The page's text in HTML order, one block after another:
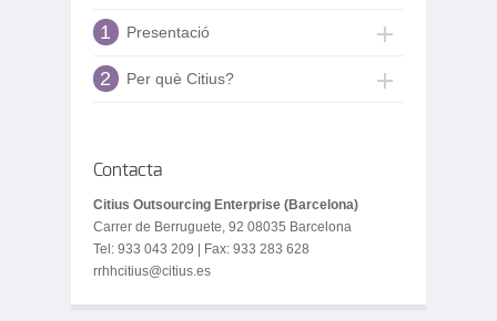
1 Presentació
2 Per què Citius?
Contacta
Citius Outsourcing Enterprise (Barcelona)
Carrer de Berruguete, 92 08035 Barcelona
Tel: 933 043 209 | Fax: 933 283 628
rrhhcitius@citius.es